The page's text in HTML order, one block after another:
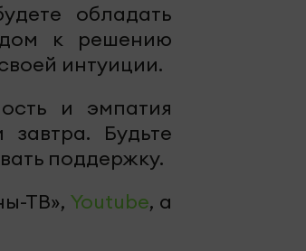
обладать
к решению
интуиции.
и эмпатия
Будьте
поддержку.
ТВ», Youtube, а